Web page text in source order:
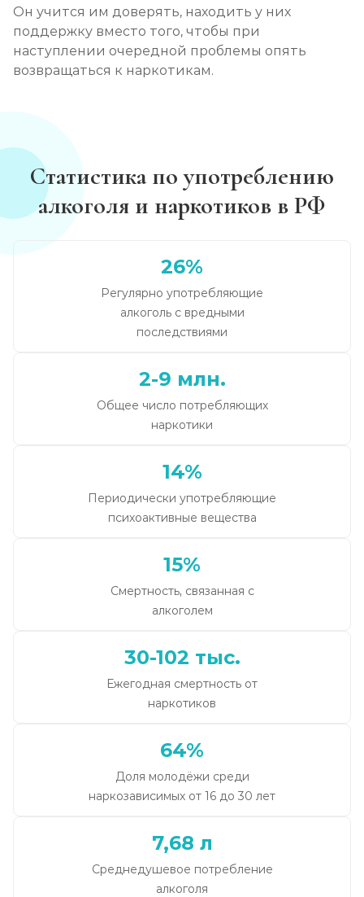
Он учится им доверять, находить у них
поддержку вместо того, чтобы при
наступлении очередной проблемы опять
возвращаться к наркотикам.
Статистика по употреблению
алкоголя и наркотиков в РФ
26%
Регулярно употребляющие
алкоголь с вредными
последствиями
2-9 млн.
Общее число потребляющих
наркотики
14%
Периодически употребляющие
психоактивные вещества
15%
Смертность, связанная с
алкоголем
30-102 тыс.
Ежегодная смертность от
наркотиков
64%
Доля молодёжи среди
наркозависимых от 16 до 30 лет
7,68 л
Среднедушевое потребление
алкоголя